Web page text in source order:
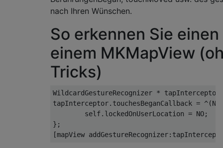
nach Ihren Wünschen.
So erkennen Sie
einem MKMapView
Tricks)
WildcardGestureRecognizer *
tapInterceptor. touchesBeganCallback = ^(
        self
. lockedOnUserLocation = NO;
};
[mapView addGestureRecognizer: